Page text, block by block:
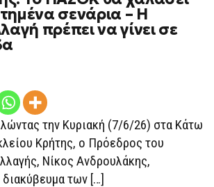
ΤΟ
ΠΑΣΟΚ
ΘΑ
ΧΑΛΆΣΕΙ
Η
ΠΟΛΙΤΙΚΉ
ΑΛΛΑΓΉ
ΠΡΈΠΕΙ
ΝΑ
ΓΊΝΕΙ
ΛΕΥΚΉ
ΣΕΛΊΔΑ
σενάρια – Η
πρέπει να γίνει σε
την Κυριακή (7/6/26) στα Κάτω
Κρήτης, ο Πρόεδρος του
Νίκος Ανδρουλάκης,
των […]